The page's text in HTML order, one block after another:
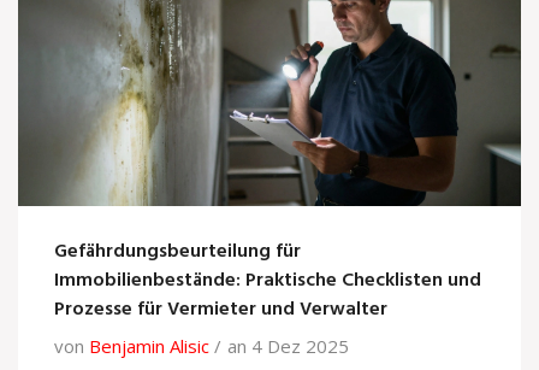
Gefährdungsbeurteilung für
Immobilienbestände: Praktische Checklisten und
Prozesse für Vermieter und Verwalter
von Benjamin Alisic
an 4 Dez 2025